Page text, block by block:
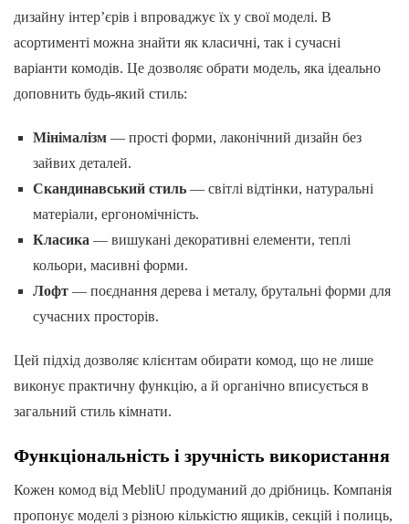
дизайну інтер’єрів і впроваджує їх у свої моделі. В
асортименті можна знайти як класичні, так і сучасні
варіанти комодів. Це дозволяє обрати модель, яка ідеально
доповнить будь-який стиль:
Мінімалізм— прості форми, лаконічний дизайн без
зайвих деталей.
Скандинавський стиль— світлі відтінки, натуральні
матеріали, ергономічність.
Класика — вишукані декоративні елементи, теплі
кольори, масивні форми.
Лофт— поєднання дерева і металу, брутальні форми для
сучасних просторів.
Цей підхід дозволяє клієнтам обирати комод, що не лише
виконує практичну функцію, а й органічно вписується в
загальний стиль кімнати.
Функціональність і зручність використання
Кожен комод від MebliU продуманий до дрібниць. Компанія
пропонує моделі з різною кількістю ящиків, секцій і полиць,